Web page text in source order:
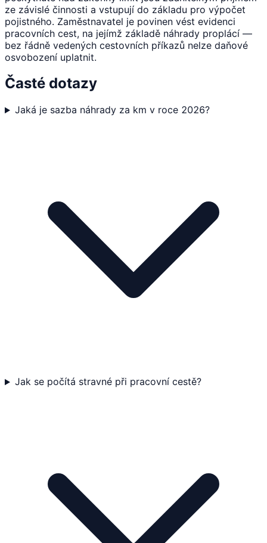
ze závislé činnosti a vstupují do základu pro výpočet
pojistného. Zaměstnavatel je povinen vést evidenci
pracovních cest, na jejímž základě náhrady proplácí —
bez řádně vedených cestovních příkazů nelze daňové
osvobození uplatnit.
Časté dotazy
Jaká je sazba náhrady za km v roce 2026?
Jak se počítá stravné při pracovní cestě?